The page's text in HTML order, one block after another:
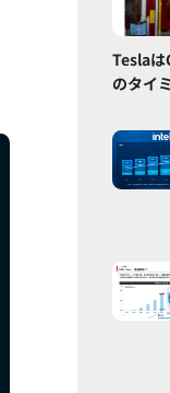
Tesla
のタイ